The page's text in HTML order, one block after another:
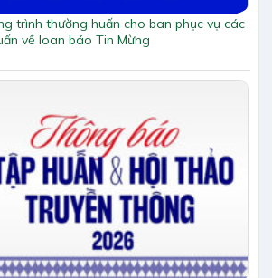
trình thường huấn cho ban phục vụ các
về loan báo Tin Mừng